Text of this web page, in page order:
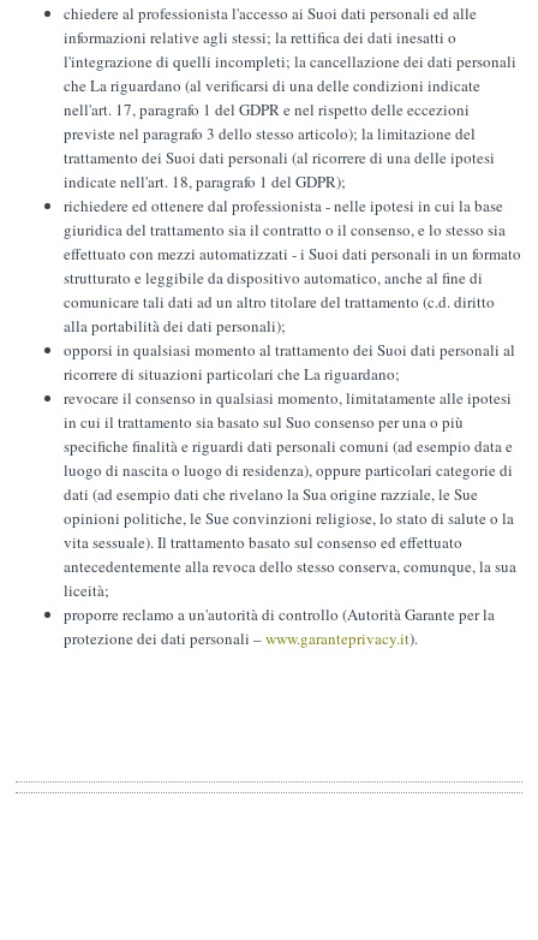
chiedere al professionista l'accesso ai Suoi dati personali ed alle
informazioni relative agli stessi; la rettifica dei dati inesatti o
l'integrazione di quelli incompleti; la cancellazione dei dati personali
che La riguardano (al verificarsi di una delle condizioni indicate
nell'art. 17, paragrafo 1 del GDPR e nel rispetto delle eccezioni
previste nel paragrafo 3 dello stesso articolo); la limitazione del
trattamento dei Suoi dati personali (al ricorrere di una delle ipotesi
indicate nell'art. 18, paragrafo 1 del GDPR);
richiedere ed ottenere dal professionista - nelle ipotesi in cui la base
giuridica del trattamento sia il contratto o il consenso, e lo stesso sia
effettuato con mezzi automatizzati - i Suoi dati personali in un formato
strutturato e leggibile da dispositivo automatico, anche al fine di
comunicare tali dati ad un altro titolare del trattamento (c.d. diritto
alla portabilità dei dati personali);
opporsi in qualsiasi momento al trattamento dei Suoi dati personali al
ricorrere di situazioni particolari che La riguardano;
revocare il consenso in qualsiasi momento, limitatamente alle ipotesi
in cui il trattamento sia basato sul Suo consenso per una o più
specifiche finalità e riguardi dati personali comuni (ad esempio data e
luogo di nascita o luogo di residenza), oppure particolari categorie di
dati (ad esempio dati che rivelano la Sua origine razziale, le Sue
opinioni politiche, le Sue convinzioni religiose, lo stato di salute o la
vita sessuale). Il trattamento basato sul consenso ed effettuato
antecedentemente alla revoca dello stesso conserva, comunque, la sua
liceità;
proporre reclamo a un'autorità di controllo (Autorità Garante per la
protezione dei dati personali –www.garanteprivacy.it).